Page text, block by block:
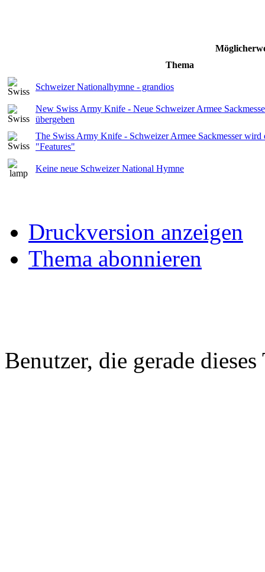
Thema
Schweizer Nationalhymne - grandios
New Swiss Army Knife - Neue Schweizer Armee
übergeben
The Swiss Army Knife - Schweizer Armee Sackmesser wird
"Features"
Keine neue Schweizer National Hymne
Druckversion anzeigen
Thema abonnieren
Benutzer, die gerade